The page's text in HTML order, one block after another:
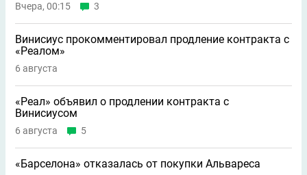
Вчера, 00:15 3
Винисиус прокомментировал продление контракта с
«Реалом»
6 августа
«Реал» объявил о продлении контракта с
Винисиусом
6 августа 5
«Барселона» отказалась от покупки Альвареса